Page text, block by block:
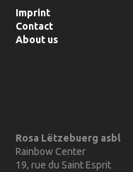
Imprint
Contact
About us
Rosa Lëtzebuerg asbl
Rainbow Center
19, rue du Saint Esprit